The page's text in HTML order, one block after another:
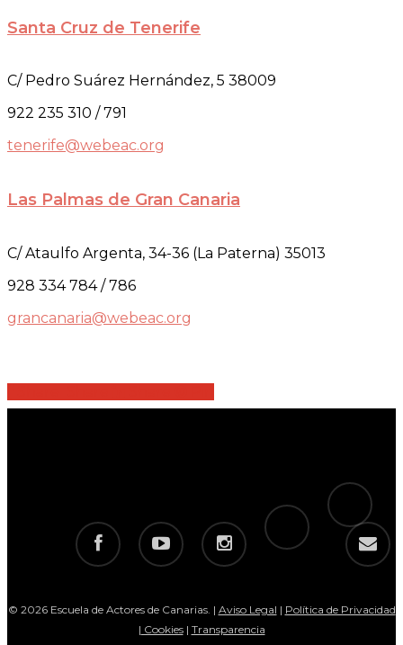
Santa Cruz de Tenerife
C/ Pedro Suárez Hernández, 5 38009
922 235 310 / 791
tenerife@webeac.org
Las Palmas de Gran Canaria
C/ Ataulfo Argenta, 34-36 (La Paterna) 35013
928 334 784 / 786
grancanaria@webeac.org
facebook youtube instagram
telegram
tiktok
email
© 2026 Escuela de Actores de Canarias. | Aviso Legal | Política de Privacidad
| Cookies| Transparencia